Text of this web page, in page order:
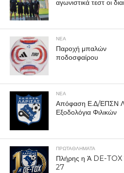
αγωνιστικά τεστ οι
ΝΕΑ
Παροχή μπαλών
ποδοσφαίρου
ΝΕΑ
Απόφαση Ε.Δ/ΕΠΣΝ
Εξοδολόγια Φιλικών
ΠΡΩΤΑΘΛΉΜΑΤΑ
Πλήρης η Ά DE-TOX
27